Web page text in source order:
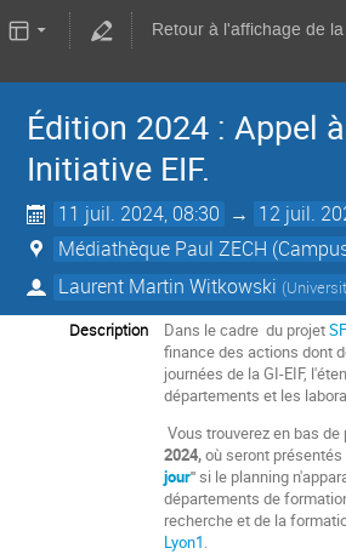
Retour à l'affichage de
Édition 2024 : Appel
Initiative EIF.
11 juil. 2024, 08:30 → 12 juil.
Médiathèque Paul ZECH
Laurent Martin Witkowski (
Description Dans lecadre du projet
finance des actions dont
journées de la GI-EIF,
départements et les
Vous trouverez en bas
2024,où seront
jour"si le planning
départements de
recherche et de la
Lyon1.